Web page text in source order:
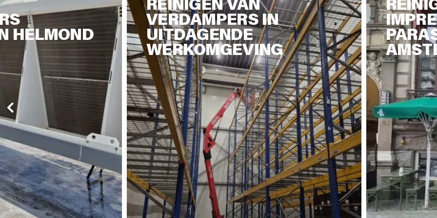
HELMOND
REINIGEN VAN
VERDAMPERS IN
UITDAGENDE
WERKOMGEVING